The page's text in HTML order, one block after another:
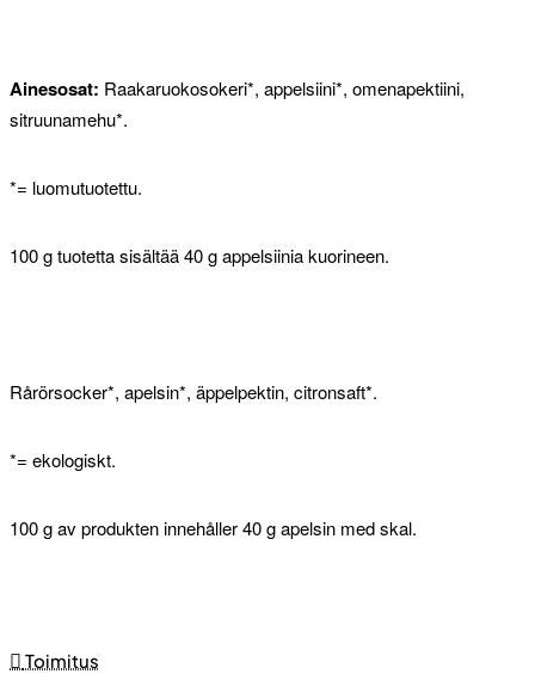
Ainesosat: Raakaruokosokeri*, appelsiini*, omenapektiini,
sitruunamehu*.
*= luomutuotettu.
100 g tuotetta sisältää 40 g appelsiinia kuorineen.
Rårörsocker*, apelsin*, äppelpektin, citronsaft*.
*= ekologiskt.
100 g av produkten innehåller 40 g apelsin med skal.
Toimitus